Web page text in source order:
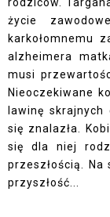
życie
karkołomnemu
alzheimera
musi
Nieoczekiwane
lawinę
się znalazła.
się dla niej
przeszłością.
przyszłość...